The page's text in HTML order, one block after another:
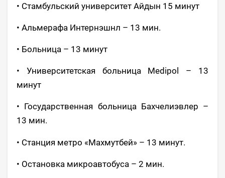
• Стамбульский университет Айдын 15 минут
• Альмерафа Интернэшнл – 13 мин.
• Больница – 13 минут
• Университетская больница Medipol – 13
минут
• Государственная больница Бахчелиэвлер –
13 мин.
• Станция метро «Махмутбей» – 13 минут.
• Остановка микроавтобуса – 2 мин.